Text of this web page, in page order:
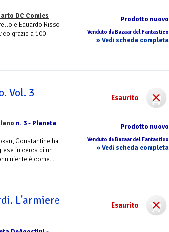
Prodotto nuovo
Venduto da Bazaar del Fantastico
» Vedi scheda completa
DC Comics
e Eduardo Risso
grazie a 100
Esaurito
Prodotto nuovo
Venduto da Bazaar del Fantastico
» Vedi scheda completa
Vol. 3
n. 3 - Planeta
Constantine ha
in cerca di un
niente è come...
Esaurito
L'armiere